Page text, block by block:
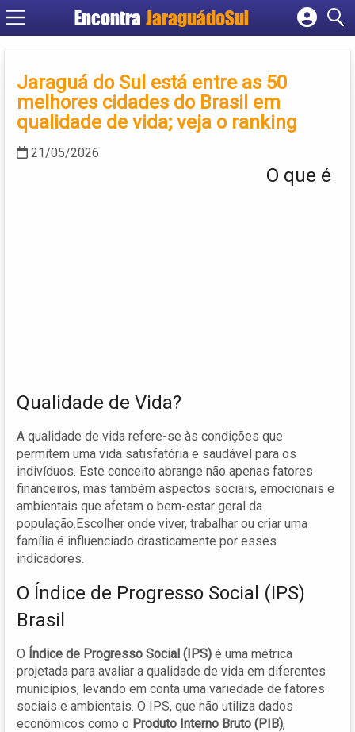
Encontra JaraguádoSul
Cadastrar empresa
Criar conta
Jaraguá do Sul está entre as 50
melhores cidades do Brasil em
qualidade de vida; veja o ranking
21/05/2026
O que é
Qualidade de Vida?
A qualidade de vida refere-se às condições que
permitem uma vida satisfatória e saudável para os
indivíduos. Este conceito abrange não apenas fatores
financeiros, mas também aspectos sociais, emocionais e
ambientais que afetam o bem-estar geral da
população.Escolher onde viver, trabalhar ou criar uma
família é influenciado drasticamente por esses
indicadores.
O Índice de Progresso Social (IPS)
Brasil
O Índice de Progresso Social (IPS) é uma métrica
projetada para avaliar a qualidade de vida em diferentes
municípios, levando em conta uma variedade de fatores
sociais e ambientais. O IPS, que não utiliza dados
econômicos como o Produto Interno Bruto (PIB),